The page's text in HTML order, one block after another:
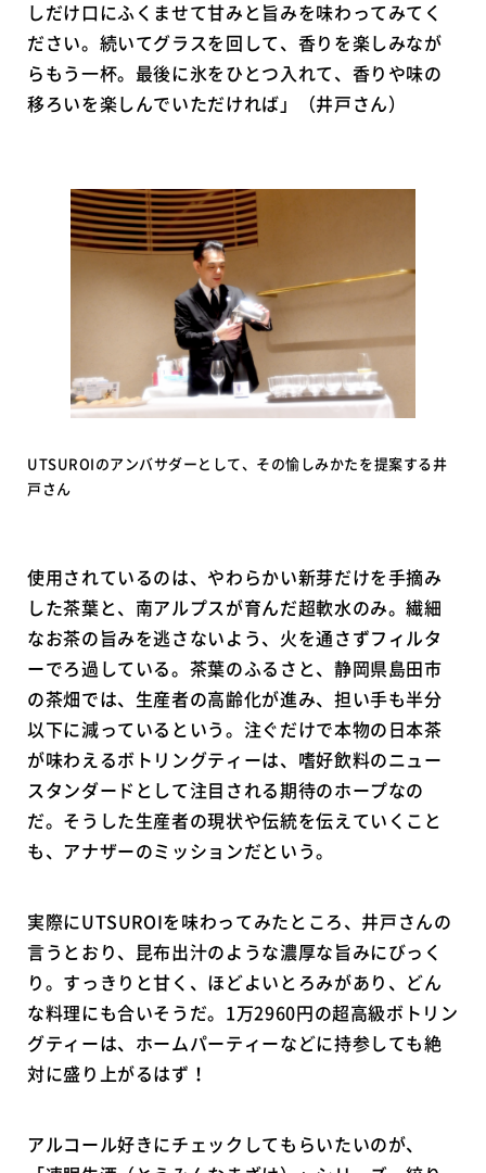
しだけ口にふくませて甘みと旨みを味わってみてく
ださい。続いてグラスを回して、香りを楽しみなが
らもう一杯。最後に氷をひとつ入れて、香りや味の
移ろいを楽しんでいただければ」（井戸さん）
UTSUROIのアンバサダーとして、その愉しみかたを提案する井
戸さん
使用されているのは、やわらかい新芽だけを手摘み
した茶葉と、南アルプスが育んだ超軟水のみ。繊細
なお茶の旨みを逃さないよう、火を通さずフィルタ
ーでろ過している。茶葉のふるさと、静岡県島田市
の茶畑では、生産者の高齢化が進み、担い手も半分
以下に減っているという。注ぐだけで本物の日本茶
が味わえるボトリングティーは、嗜好飲料のニュー
スタンダードとして注目される期待のホープなの
だ。そうした生産者の現状や伝統を伝えていくこと
も、アナザーのミッションだという。
実際にUTSUROIを味わってみたところ、井戸さんの
言うとおり、昆布出汁のような濃厚な旨みにびっく
り。すっきりと甘く、ほどよいとろみがあり、どん
な料理にも合いそうだ。1万2960円の超高級ボトリン
グティーは、ホームパーティーなどに持参しても絶
対に盛り上がるはず！
アルコール好きにチェックしてもらいたいのが、